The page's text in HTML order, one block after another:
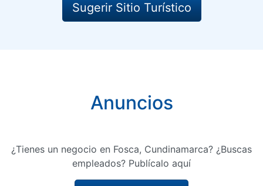
Sugerir Sitio Turístico
Anuncios
¿Tienes un negocio en Fosca, Cundinamarca? ¿Buscas
empleados? Publícalo aquí